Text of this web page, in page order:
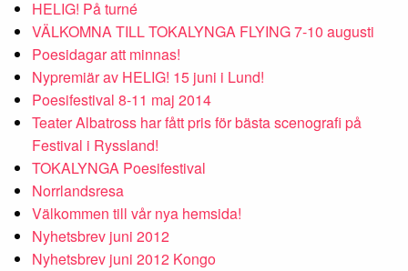
HELIG! På turné
VÄLKOMNA TILL TOKALYNGA FLYING 7-10 augusti
Poesidagar att minnas!
Nypremiär av HELIG! 15 juni i Lund!
Poesifestival 8-11 maj 2014
Teater Albatross har fått pris för bästa scenografi på
Festival i Ryssland!
TOKALYNGA Poesifestival
Norrlandsresa
Välkommen till vår nya hemsida!
Nyhetsbrev juni 2012
Nyhetsbrev juni 2012 Kongo